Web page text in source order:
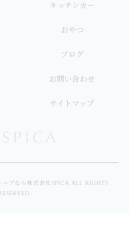
キッチンカー
おやつ
ブログ
お問い合わせ
サイトマップ
プなら株式会社SPICA ALL RIGHTS